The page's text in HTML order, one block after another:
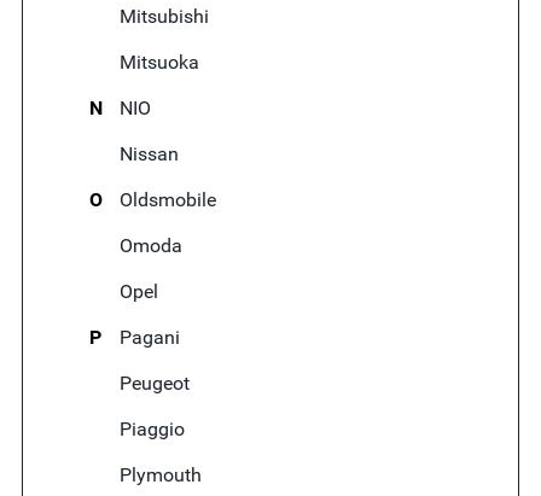
Mitsubishi
Mitsuoka
N
NIO
Nissan
O
Oldsmobile
Omoda
Opel
P
Pagani
Peugeot
Piaggio
Plymouth